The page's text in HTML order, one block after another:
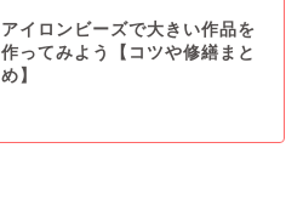
アイロンビーズで大きい作品を
作ってみよう【コツや修繕まと
め】